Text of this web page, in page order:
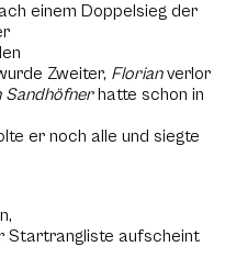
einem Doppelsieg der
Zweiter, Florianverlor
Sandhöfnerhatte schon in
er noch alle und siegte
Startrangliste aufscheint